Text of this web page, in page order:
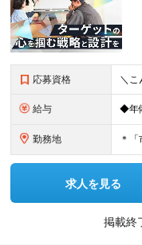
応募資格
給与
勤務地
求人を見る
掲載終